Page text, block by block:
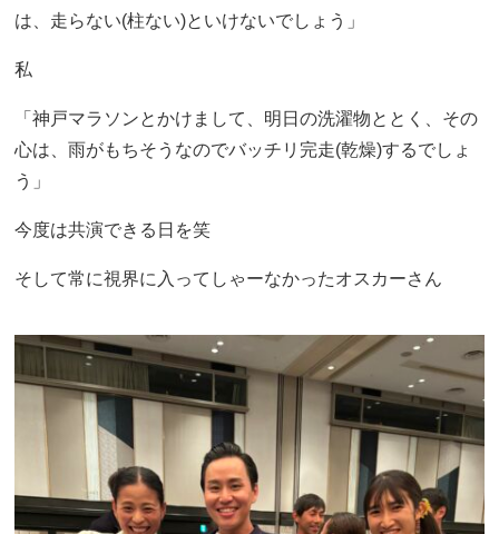
は、走らない(柱ない)といけないでしょう」
私
「神戸マラソンとかけまして、明日の洗濯物ととく、その
心は、雨がもちそうなのでバッチリ完走(乾燥)するでしょ
う」
今度は共演できる日を笑
そして常に視界に入ってしゃーなかったオスカーさん